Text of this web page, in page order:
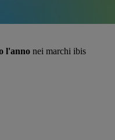
l'anno nei marchi ibis